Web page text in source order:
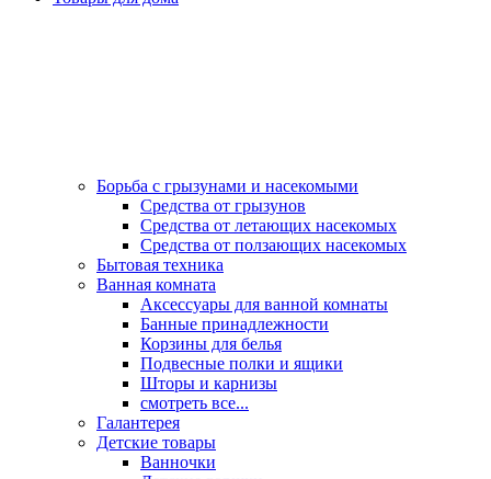
Борьба с грызунами и насекомыми
Средства от грызунов
Средства от летающих насекомых
Средства от ползающих насекомых
Бытовая техника
Ванная комната
Аксессуары для ванной комнаты
Банные принадлежности
Корзины для белья
Подвесные полки и ящики
Шторы и карнизы
смотреть все...
Галантерея
Детские товары
Ванночки